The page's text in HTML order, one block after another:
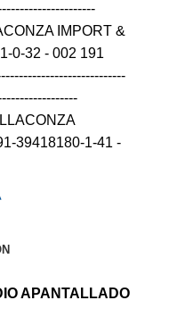
IMPORT &
0-32 - 002 191
39418180-1-41 -
APANTALLADO